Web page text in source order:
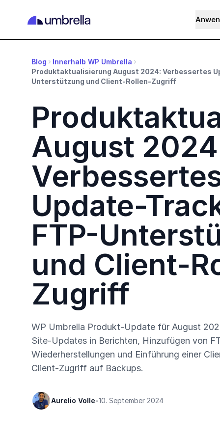
Blog
Innerhalb WP Umbrella
Produktaktualisierung August 2024: Verbessertes
Unterstützung und Client-Rollen-Zugriff
August
Update-
FTP-
und Client-
Zugriff
WP Umbrella Produkt-Update für August
Site-Updates in Berichten, Hinzufügen von
Wiederherstellungen und Einführung einer
Client-Zugriff auf Backups.
Aurelio Volle-10. September 2024